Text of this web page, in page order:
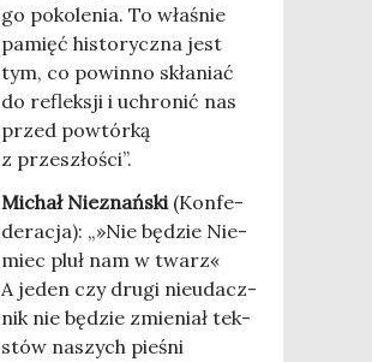
go poko­le­nia. To wła­śnie
pamięć histo­rycz­na jest
tym, co powin­no skła­niać
do reflek­sji i uchro­nić nas
przed powtór­ką
z przeszłości”.
Michał Nie­znań­ski(Kon­fe­
de­ra­cja): „»Nie będzie Nie­
miec pluł nam w twarz«
A jeden czy dru­gi nie­udacz­
nik nie będzie zmie­niał tek­
stów naszych pie­śni